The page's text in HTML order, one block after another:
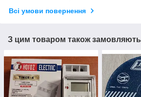
Всі умови повернення
З цим товаром також замовляють